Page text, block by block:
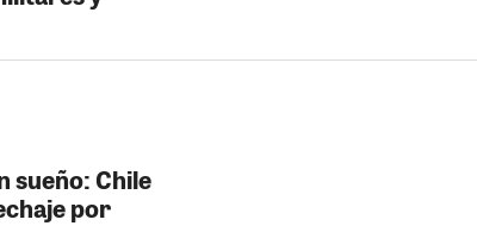
sueño: Chile
por